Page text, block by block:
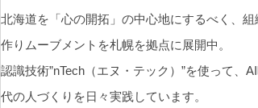
北海道を「心の開拓」の中心地にするべく、組
作りムーブメントを札幌を拠点に展開中。
認識技術”nTech（エヌ・テック）”を使って、
代の人づくりを日々実践しています。